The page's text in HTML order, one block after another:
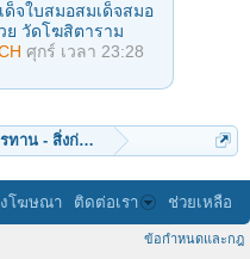
จใบสมอสมเด็จสมอ
ย วัดโฆสิตาราม
ศุกร์ เวลา 23:28
าน - สิ่งก่อสร้าง
โฆษณา ติดต่อเรา ช่วยเหลือ
ข้อกำหนดและกฎ